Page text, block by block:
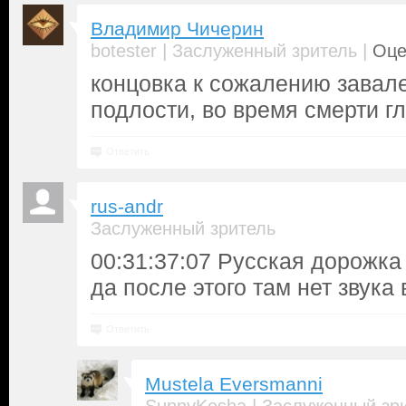
Владимир Чичерин
botester | Заслуженный зритель |
концовка к сожалению
подлости, во время смерти
rus-andr
Заслуженный зритель
00:31:37:07 Русская
да после этого там нет
Mustela Eversmanni